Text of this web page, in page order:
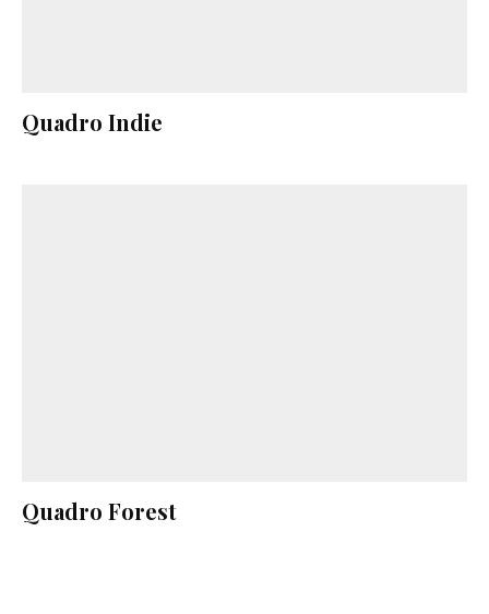
Quadro Indie
Quadro Forest